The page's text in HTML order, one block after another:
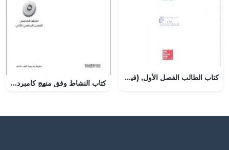
كتاب الطالب الفصل الأول, (فيزياء) التاسع المتقدم
كتاب النشاط وفق منهج كامبردج (رياضيات) الخامس